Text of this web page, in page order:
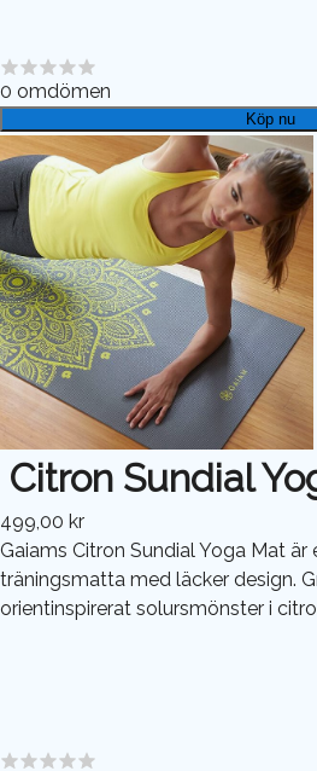
0 omdömen
Köp nu
Citron Sundial
499,00 kr
Gaiams Citron Sundial Yoga Mat
träningsmatta med läcker design.
orientinspirerat solursmönster i